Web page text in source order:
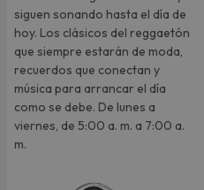
siguen sonando hasta el día de
hoy. Los clásicos del reggaetón
que siempre estarán de moda,
recuerdos que conectan y
música para arrancar el día
como se debe. De lunes a
viernes, de 5:00 a. m. a 7:00 a.
m.